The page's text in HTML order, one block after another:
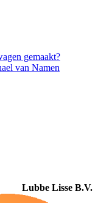
gemaakt?
van Namen
Lubbe Lisse B.V.